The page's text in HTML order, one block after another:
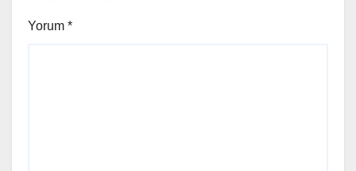
Yorum *